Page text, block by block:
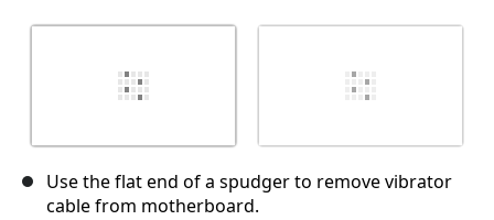
Use the flat end of a spudger to remove vibrator
cable from motherboard.